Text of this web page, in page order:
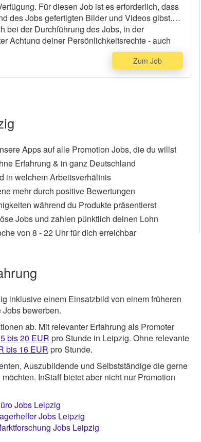
Für diesen Job ist es erforderlich, dass
des Jobs gefertigten Bilder und Videos gibst.
bei der Durchführung des Jobs, in der
Achtung deiner Persönlichkeitsrechte - auch
oder zu Werbezwecken. Die Bilder /
Medien offline (z.B. Printmedien) und
verwendet werden. Die Bilder / Videos
die Einräumung der Nutzungsrechte in deinen
Zum Job
Apps auf alle Promotion Jobs, die du willst
Erfahrung & in ganz Deutschland
in welchem Arbeitsverhältnis
mehr durch positive Bewertungen
während du Produkte präsentierst
Jobs und zahlen pünktlich deinen Lohn
von 8 - 22 Uhr für dich erreichbar
inklusive einem Einsatzbild von einem früheren
bewerben.
ab. Mit relevanter Erfahrung als Promoter
bis 20 EUR pro Stunde in Leipzig. Ohne relevante
bis 16 EUR pro Stunde.
Auszubildende und Selbstständige die gerne
InStaff bietet aber nicht nur Promotion
Jobs Leipzig
Jobs Leipzig
Jobs Leipzig